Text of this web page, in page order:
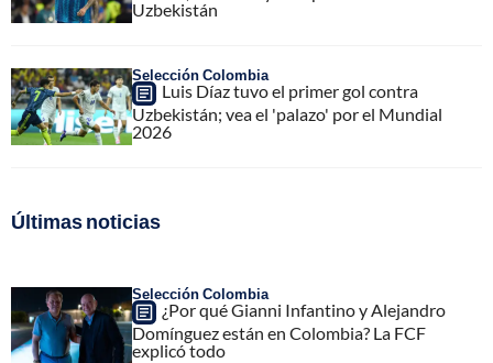
Uzbekistán
Selección Colombia
Luis Díaz tuvo el primer gol contra
Uzbekistán; vea el 'palazo' por el Mundial
2026
Últimas noticias
Selección Colombia
¿Por qué Gianni Infantino y Alejandro
Domínguez están en Colombia? La FCF
explicó todo